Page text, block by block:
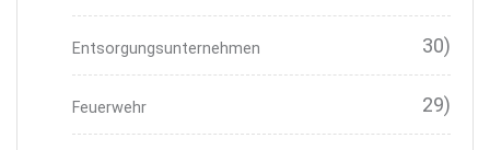
Entsorgungsunternehmen 30)
Feuerwehr 29)